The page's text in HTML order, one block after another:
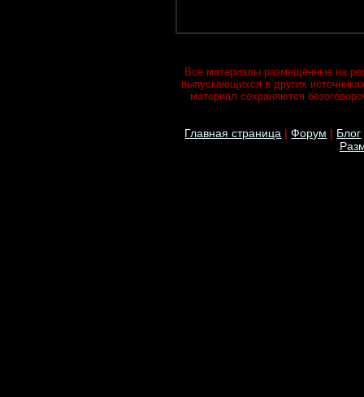
Все материалы размещённые на
выпускающихся в других
материал сохраняются
Главная страница |Форум | Блог